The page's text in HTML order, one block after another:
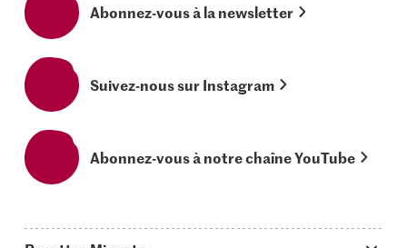
Abonnez-vous à la newsletter
Suivez-nous sur Instagram
Abonnez-vous à notre chaîne YouTube